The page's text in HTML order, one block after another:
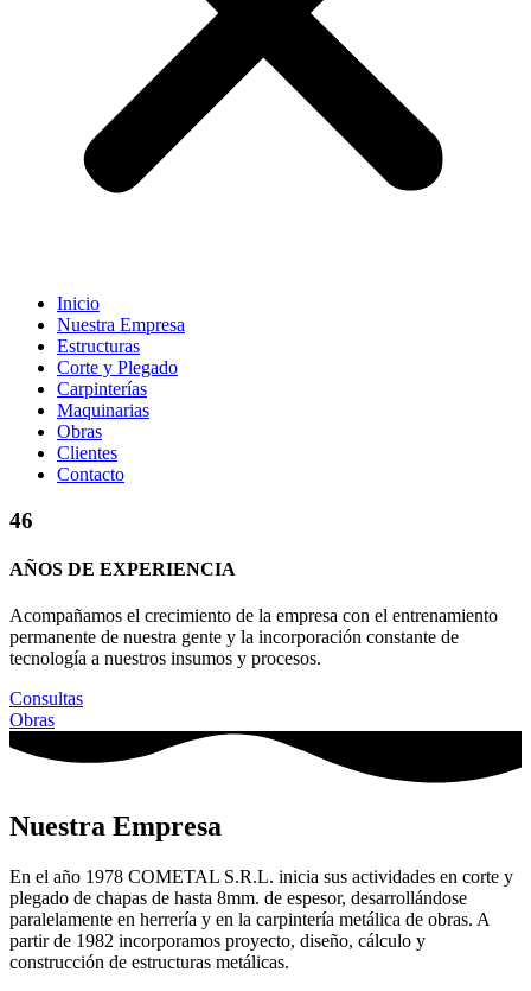
Inicio
Nuestra Empresa
Estructuras
Corte y Plegado
Carpinterías
Maquinarias
Obras
Clientes
Contacto
46
AÑOS DE EXPERIENCIA
Acompañamos el crecimiento de la empresa con el entrenamiento
permanente de nuestra gente y la incorporación constante de
tecnología a nuestros insumos y procesos.
Consultas
Obras
Nuestra Empresa
En el año 1978 COMETAL S.R.L. inicia sus actividades en corte y
plegado de chapas de hasta 8mm. de espesor, desarrollándose
paralelamente en herrería y en la carpintería metálica de obras. A
partir de 1982 incorporamos proyecto, diseño, cálculo y
construcción de estructuras metálicas.